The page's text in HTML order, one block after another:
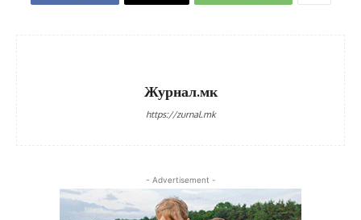
Журнал.мк
https://zurnal.mk
- Advertisement -